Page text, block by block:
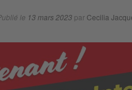
le 13 mars 2023par Cecilia